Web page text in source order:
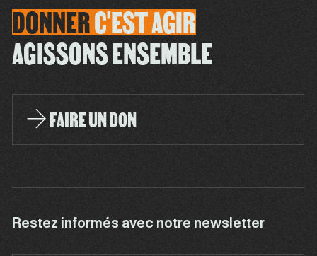
DONNERC'ESTAGIR
AGISSONS ENSEMBLE
FAIRE UN DON
Restez informés avec notre newsletter